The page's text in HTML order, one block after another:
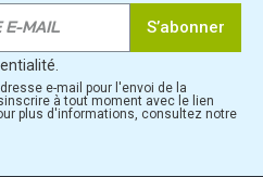
S’abonner
e-mail pour l'envoi de la
à tout moment avec le lien
plus d'informations, consultez notre